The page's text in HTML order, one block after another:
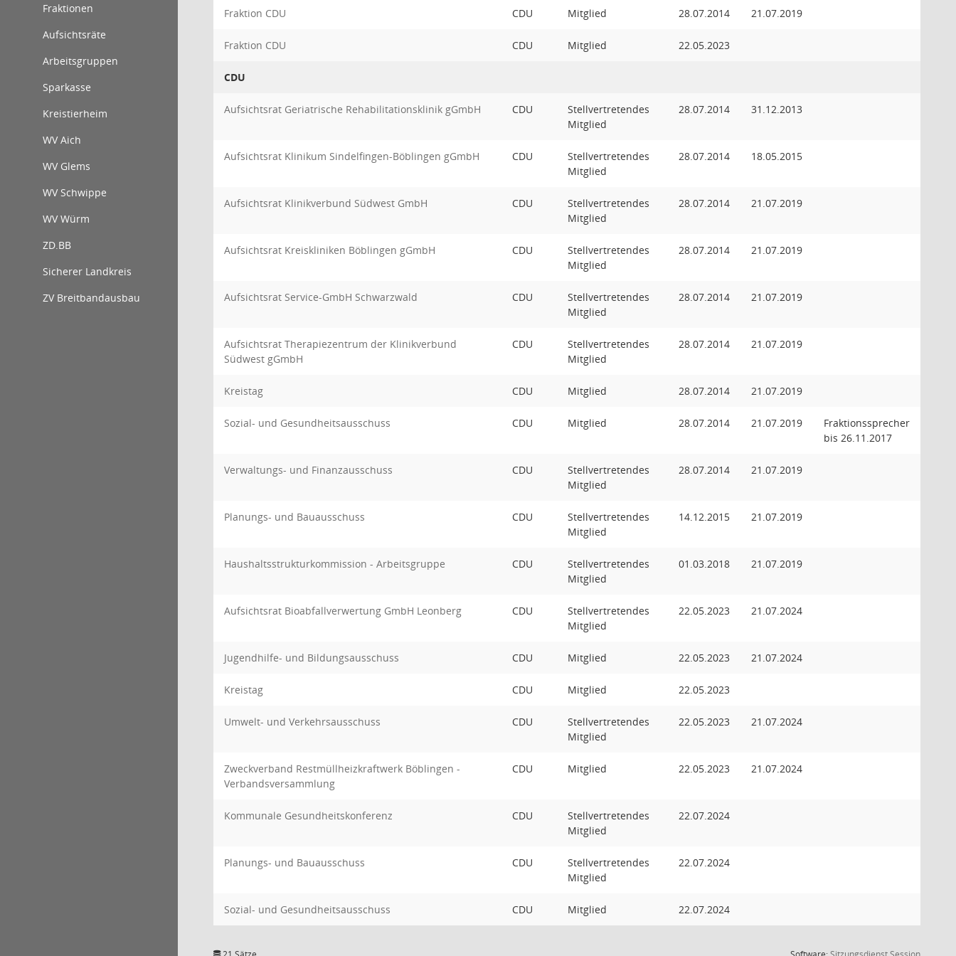
Fraktionen
Aufsichtsräte
Arbeitsgruppen
Sparkasse
Kreistierheim
WV Aich
WV Glems
WV Schwippe
WV Würm
ZD.BB
Sicherer Landkreis
ZV Breitbandausbau
Fraktion CDU CDU Mitglied 28.07.2014 21.07.2019
Fraktion CDU CDU Mitglied 22.05.2023
CDU
Aufsichtsrat Geriatrische Rehabilitationsklinik gGmbH CDU
Stellvertretendes
Mitglied
28.07.2014 31.12.2013
Aufsichtsrat Klinikum Sindelfingen-Böblingen gGmbH CDU
Stellvertretendes
Mitglied
28.07.2014 18.05.2015
Aufsichtsrat Klinikverbund Südwest GmbH CDU
Stellvertretendes
Mitglied
28.07.2014 21.07.2019
Aufsichtsrat Kreiskliniken Böblingen gGmbH CDU
Stellvertretendes
Mitglied
28.07.2014 21.07.2019
Aufsichtsrat Service-GmbH Schwarzwald CDU
Stellvertretendes
Mitglied
28.07.2014 21.07.2019
Aufsichtsrat Therapiezentrum der Klinikverbund
Südwest gGmbH
CDU
Stellvertretendes
Mitglied
28.07.2014 21.07.2019
Kreistag CDU Mitglied 28.07.2014 21.07.2019
Sozial- und Gesundheitsausschuss CDU Mitglied 28.07.2014 21.07.2019
Fraktionssprecher
bis 26.11.2017
Verwaltungs- und Finanzausschuss CDU
Stellvertretendes
Mitglied
28.07.2014 21.07.2019
Planungs- und Bauausschuss CDU
Stellvertretendes
Mitglied
14.12.2015 21.07.2019
Haushaltsstrukturkommission - Arbeitsgruppe CDU
Stellvertretendes
Mitglied
01.03.2018 21.07.2019
Aufsichtsrat Bioabfallverwertung GmbH Leonberg CDU
Stellvertretendes
Mitglied
22.05.2023 21.07.2024
Jugendhilfe- und Bildungsausschuss CDU Mitglied 22.05.2023 21.07.2024
Kreistag CDU Mitglied 22.05.2023
Umwelt- und Verkehrsausschuss CDU
Stellvertretendes
Mitglied
22.05.2023 21.07.2024
Zweckverband Restmüllheizkraftwerk Böblingen -
Verbandsversammlung
CDU Mitglied 22.05.2023 21.07.2024
Kommunale Gesundheitskonferenz CDU
Stellvertretendes
Mitglied
22.07.2024
Planungs- und Bauausschuss CDU
Stellvertretendes
Mitglied
22.07.2024
Sozial- und Gesundheitsausschuss CDU Mitglied 22.07.2024
(Wird in